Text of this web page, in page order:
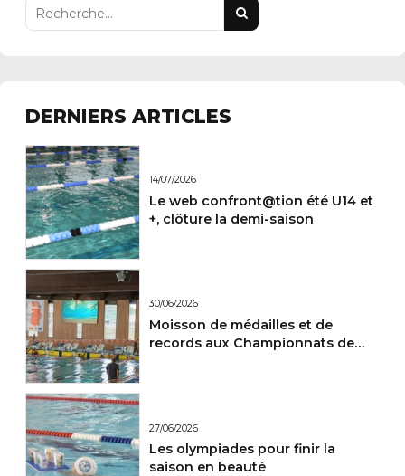
DERNIERS ARTICLES
14/07/2026
Le web confront@tion été U14 et
+, clôture la demi-saison
30/06/2026
Moisson de médailles et de
records aux Championnats de
27/06/2026
Les olympiades pour finir la
saison en beauté